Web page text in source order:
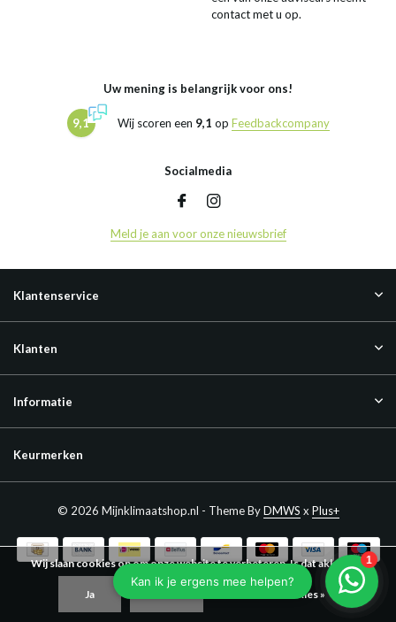
contact met u op.
Uw mening is belangrijk voor ons!
9,1 Wij scoren een 9,1 op Feedbackcompany
Socialmedia
Meld je aan voor onze nieuwsbrief
Klantenservice
Klanten
Informatie
Keurmerken
© 2026 Mijnklimaatshop.nl - Theme ByDMWS x Plus+
Wij slaan cookies op om onze website te verbeteren. Is dat akkoord?
Ja Meer over cookies »